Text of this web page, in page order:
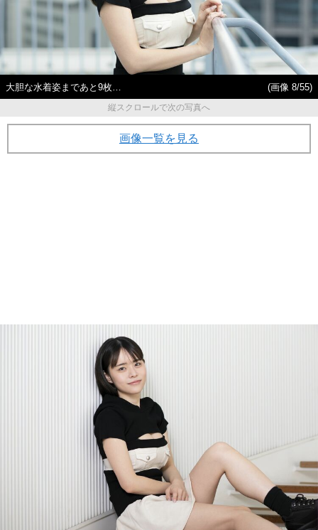
大胆な水着姿まであと9枚…
(画像 8/55)
縦スクロールで次の写真へ
画像一覧を見る